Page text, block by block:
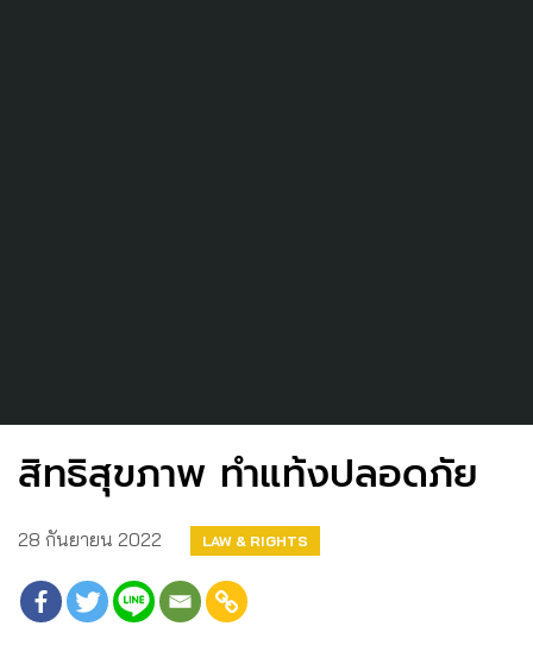
สิทธิสุขภาพ ทำแท้งปลอดภัย
28 กันยายน 2022 LAW & RIGHTS